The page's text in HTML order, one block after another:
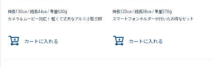
伸長130㎝ / 縮長44㎝ / 重量630g
カメラ＆ムービー対応！ 軽くて丈夫なアルミ小型三脚
カートに入れる
伸長120㎝ / 縮長38㎝ / 重量570g
スマートフォンホルダーが付いたお得なセット
カートに入れる